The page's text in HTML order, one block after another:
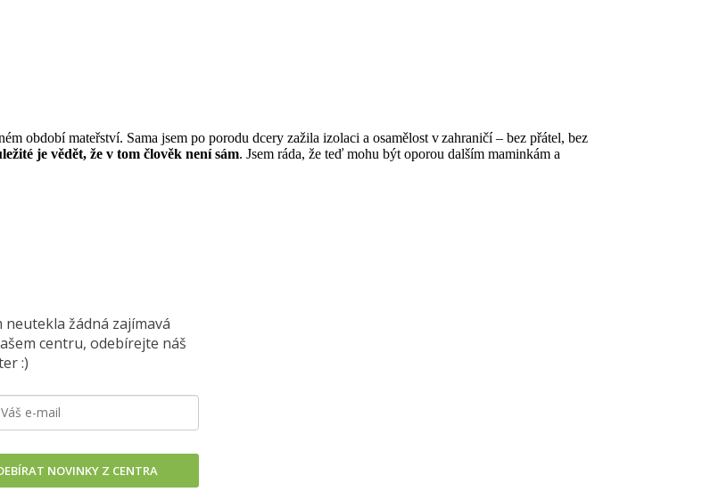
období mateřství. Sama jsem po porodu dcery zažila izolaci a osamělost v zahraničí – bez přátel, bez
je vědět, že v tom člověk není sám. Jsem ráda, že teď mohu být oporou dalším maminkám a
neutekla žádná zajímavá
centru, odebírejte náš
:)
NOVINKY Z CENTRA